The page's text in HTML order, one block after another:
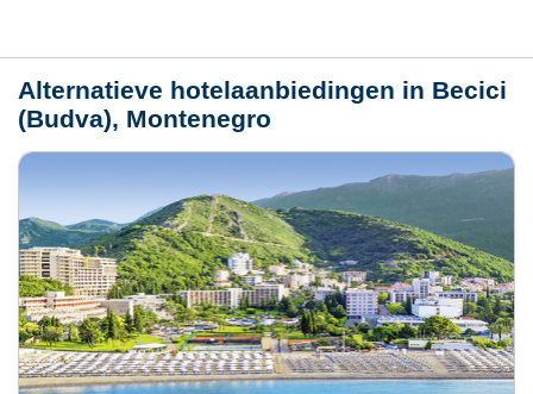
Alternatieve hotelaanbiedingen in Becici
(Budva), Montenegro